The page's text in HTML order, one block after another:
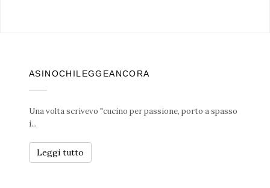
ASINOCHILEGGEANCORA
Una volta scrivevo "cucino per passione, porto a spasso
i...
Leggi tutto